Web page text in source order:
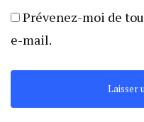
Prévenez-moi de
e-mail.